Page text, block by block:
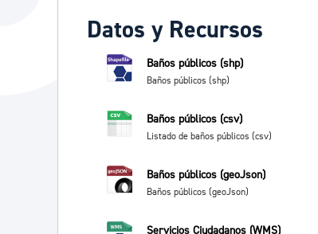
Datos y Recursos
Baños públicos (shp)
Baños públicos (shp)
Baños públicos (csv)
Listado de baños públicos (csv)
Baños públicos (geoJson)
Baños públicos (geoJson)
Servicios Ciudadanos (WMS)